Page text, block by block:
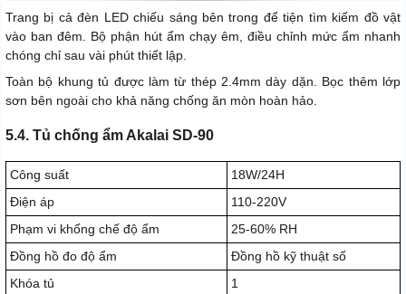
Trang bị cả đèn LED chiếu sáng bên trong để tiện tìm kiếm đồ vật
vào ban đêm. Bộ phận hút ẩm chạy êm, điều chỉnh mức ẩm nhanh
chóng chỉ sau vài phút thiết lập.
Toàn bộ khung tủ được làm từ thép 2.4mm dày dặn. Bọc thêm lớp
sơn bên ngoài cho khả năng chống ăn mòn hoàn hảo.
5.4. Tủ chống ẩm Akalai SD-90
Công suất
18W/24H
Điện áp
110-220V
Phạm vi khống chế độ ẩm
25-60% RH
Đồng hồ đo độ ẩm
Đồng hồ kỹ thuật số
Khóa tủ
1